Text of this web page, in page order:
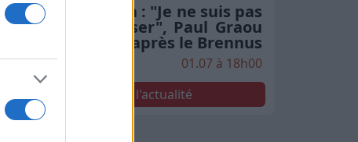
Stade Toulousain : "Je ne suis pas
le seul à le penser", Paul Graou
sacre Jack Willis après le Brennus
01.07 à 18h00
Voir toute l'actualité